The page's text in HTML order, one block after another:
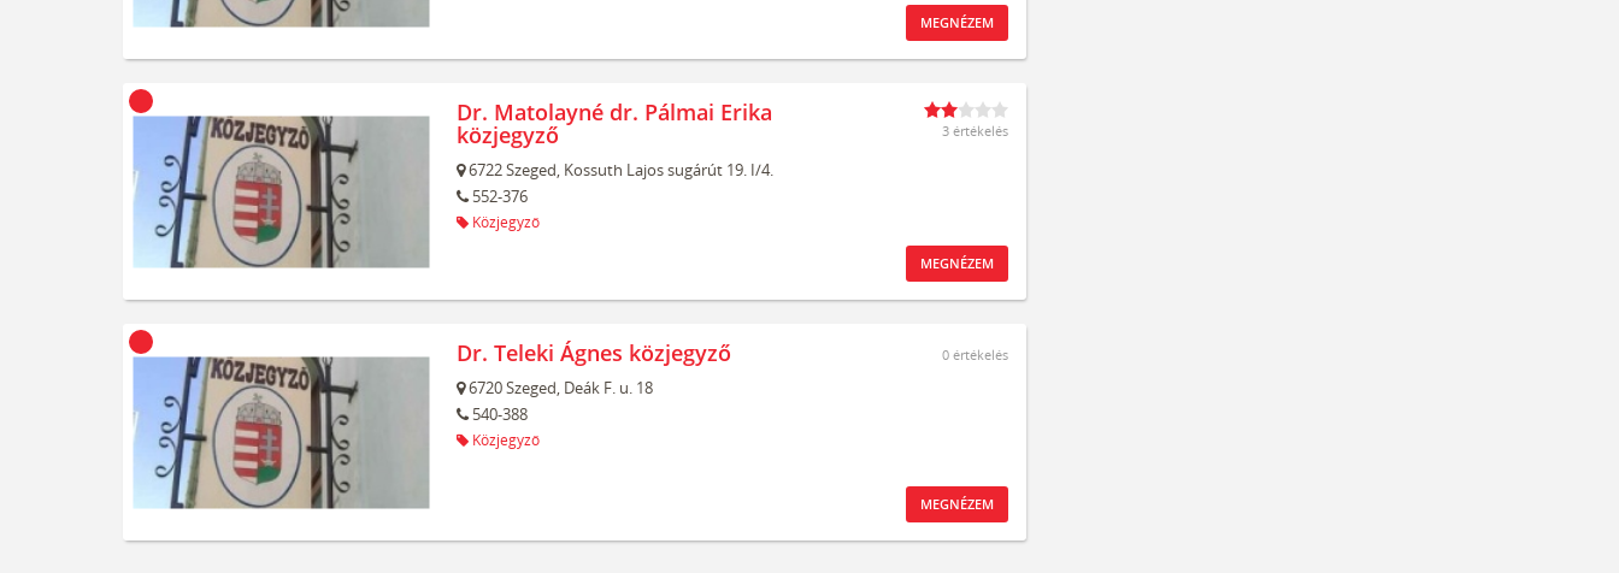
MEGNÉZEM
Dr. Matolayné dr. Pálmai Erika
közjegyző
6722Szeged, Kossuth Lajos sugárút 19. I/4.
552-376
Közjegyző
3 értékelés
MEGNÉZEM
Dr. Teleki Ágnes közjegyző
6720Szeged, Deák F. u. 18
540-388
Közjegyző
0 értékelés
MEGNÉZEM